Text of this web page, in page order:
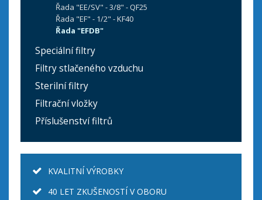
Řada "EE/SV" - 3/8" - QF25
Řada "EF" - 1/2" - KF40
Řada "EFDB"
Speciální filtry
Filtry stlačeného vzduchu
Sterilní filtry
Filtrační vložky
Příslušenství filtrů
KVALITNÍ VÝROBKY
40 LET ZKUŠENOSTÍ V OBORU